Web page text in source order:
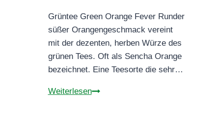
Grüntee Green Orange Fever Runder
süßer Orangengeschmack vereint
mit der dezenten, herben Würze des
grünen Tees. Oft als Sencha Orange
bezeichnet. Eine Teesorte die sehr…
WeiterlesenGrüntee